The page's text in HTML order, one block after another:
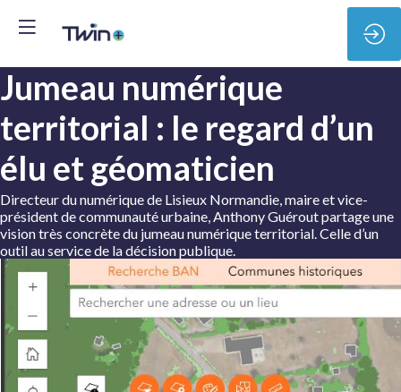
Jumeau numérique
territorial : le regard d’un
élu et géomaticien
Directeur du numérique de Lisieux Normandie, maire et vice-
président de communauté urbaine, Anthony Guérout partage une
vision très concrète du jumeau numérique territorial. Celle d’un
outil au service de la décision publique.